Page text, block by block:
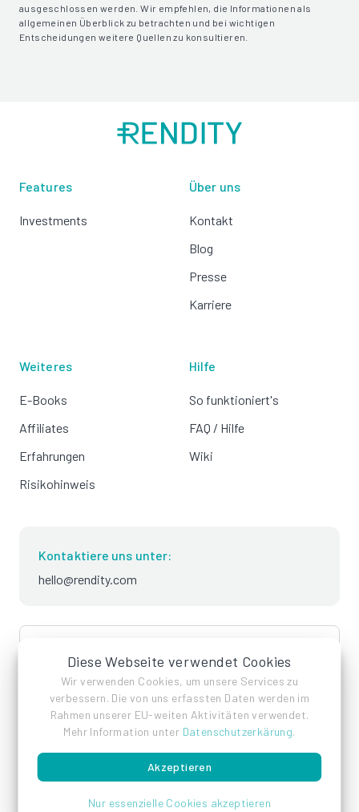
Diese Webseite verwendet Cookies
Wir verwenden Cookies, um unsere Services zu
verbessern. Die von uns erfassten Daten werden im
Rahmen unserer EU-weiten Aktivitäten verwendet.
Mehr Information unter Datenschutzerkärung.
Akzeptieren
Nur essenzielle Cookies akzeptieren
ausgeschlossen werden. Wir empfehlen, die Informationen als
allgemeinen Überblick zu betrachten und bei wichtigen
Entscheidungen weitere Quellen zu konsultieren.
Features
Investments
Über uns
Kontakt
Blog
Presse
Karriere
Weiteres
E-Books
Affiliates
Erfahrungen
Risikohinweis
Hilfe
So funktioniert's
FAQ / Hilfe
Wiki
Kontaktiere uns unter:
hello@rendity.com
language
ImpressumDatenschutzAGB